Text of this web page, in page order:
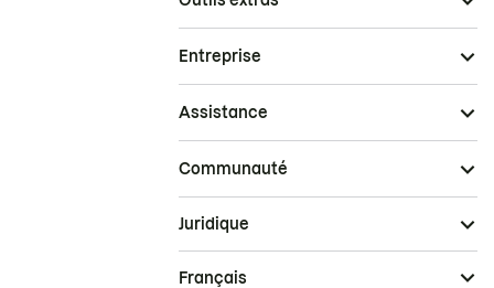
Entreprise
Assistance
Communauté
Juridique
Français